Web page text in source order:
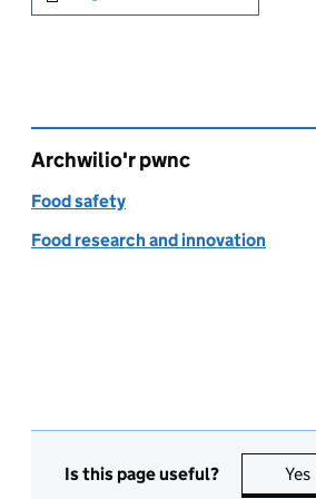
Archwilio'r pwnc
Food safety
Food research and innovation
Is this page useful? Yes